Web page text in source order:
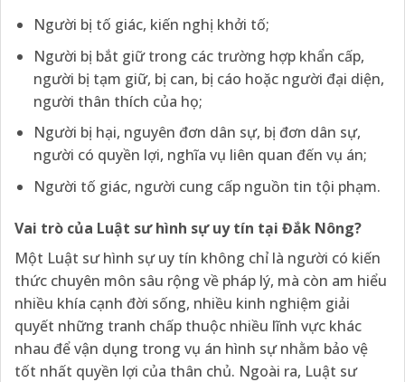
Người bị tố giác, kiến nghị khởi tố;
Người bị bắt giữ trong các trường hợp khẩn cấp,
người bị tạm giữ, bị can, bị cáo hoặc người đại diện,
người thân thích của họ;
Người bị hại, nguyên đơn dân sự, bị đơn dân sự,
người có quyền lợi, nghĩa vụ liên quan đến vụ án;
Người tố giác, người cung cấp nguồn tin tội phạm.
Vai trò của Luật sư hình sựuy tín tại Đắk Nông?
Một Luật sư hình sự uy tín không chỉ là người có kiến
thức chuyên môn sâu rộng về pháp lý, mà còn am hiểu
nhiều khía cạnh đời sống, nhiều kinh nghiệm giải
quyết những tranh chấp thuộc nhiều lĩnh vực khác
nhau để vận dụng trong vụ án hình sự nhằm bảo vệ
tốt nhất quyền lợi của thân chủ. Ngoài ra, Luật sư